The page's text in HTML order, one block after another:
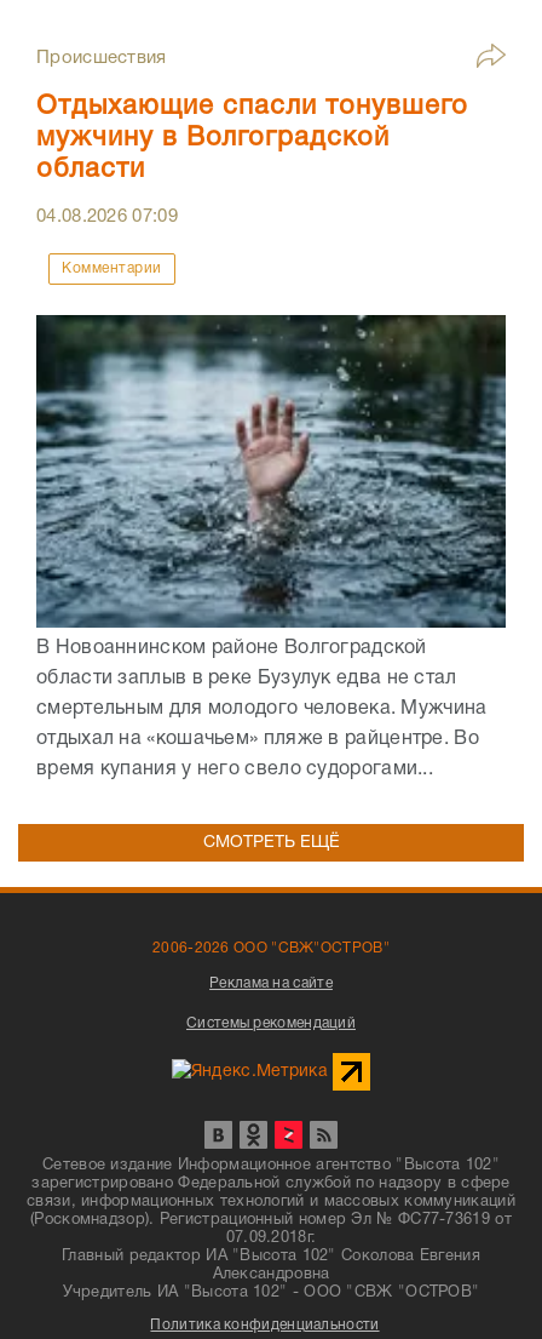
Происшествия
Отдыхающие спасли тонувшего
мужчину в Волгоградской
области
04.08.202607:09
Комментарии
В Новоаннинском районе Волгоградской
области заплыв в реке Бузулук едва не стал
смертельным для молодого человека. Мужчина
отдыхал на «кошачьем» пляже в райцентре. Во
время купания у него свело судорогами...
СМОТРЕТЬ ЕЩЁ
2006-2026 ООО "СВЖ"ОСТРОВ"
Реклама на сайте
Системы рекомендаций
Сетевое издание Информационное агентство "Высота 102"
зарегистрировано Федеральной службой по надзору в сфере
связи, информационных технологий и массовых коммуникаций
(Роскомнадзор). Регистрационный номер Эл № ФС77-73619 от
07.09.2018г.
Главный редактор ИА "Высота 102" Соколова Евгения
Александровна
Учредитель ИА "Высота 102" - ООО "СВЖ "ОСТРОВ"
Политика конфиденциальности